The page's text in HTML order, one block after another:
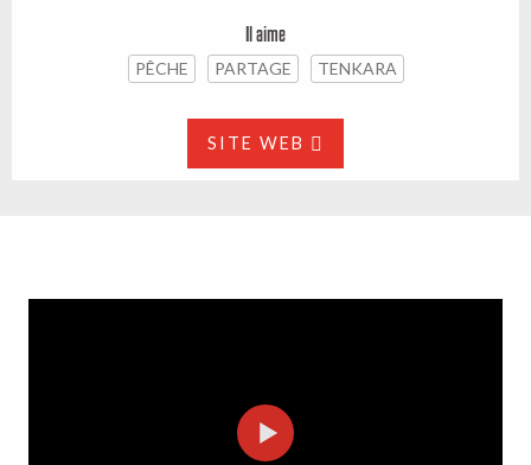
Il aime
PÊCHE PARTAGE TENKARA
SITE WEB